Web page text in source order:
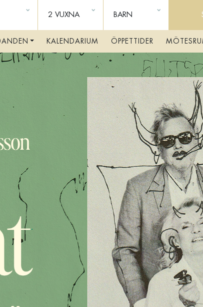
RIVALS VÄRLD
BO PÅ RIVAL
RUM OCH SVITER
FRUKOSTBUFFÉ
ROOM SERVICE
OCH ERBJUDANDEN
& KVÄLLSEVENT
KONFERENSRUM
OCH KVÄLLSEVENT
KALENDARIUM ÖPPETTIDER